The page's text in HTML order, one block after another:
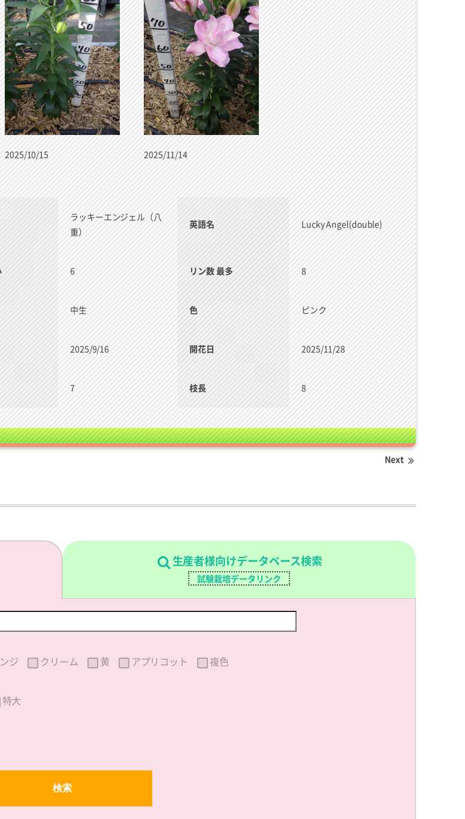
2025/10/15 2025/11/14
ラッキーエンジェル（八
重）
英語名 Lucky Angel(double)
6 リン数 最多 8
中生 色 ピンク
2025/9/16 開花日 2025/11/28
7 枝長 8
Next
生産者様向けデータベース検索
試験栽培データリンク
ジ クリーム 黄 アプリコット 複色
特大